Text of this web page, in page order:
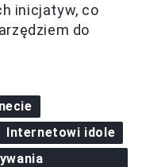
inicjatyw, co
do
Internetowi idole